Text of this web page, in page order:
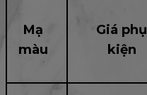
Mạ
màu
Giá phụ
kiện